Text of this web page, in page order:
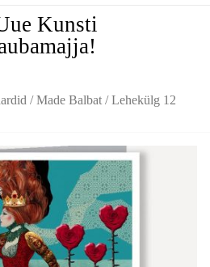
Kunsti
/Made Balbat / Lehekülg 12